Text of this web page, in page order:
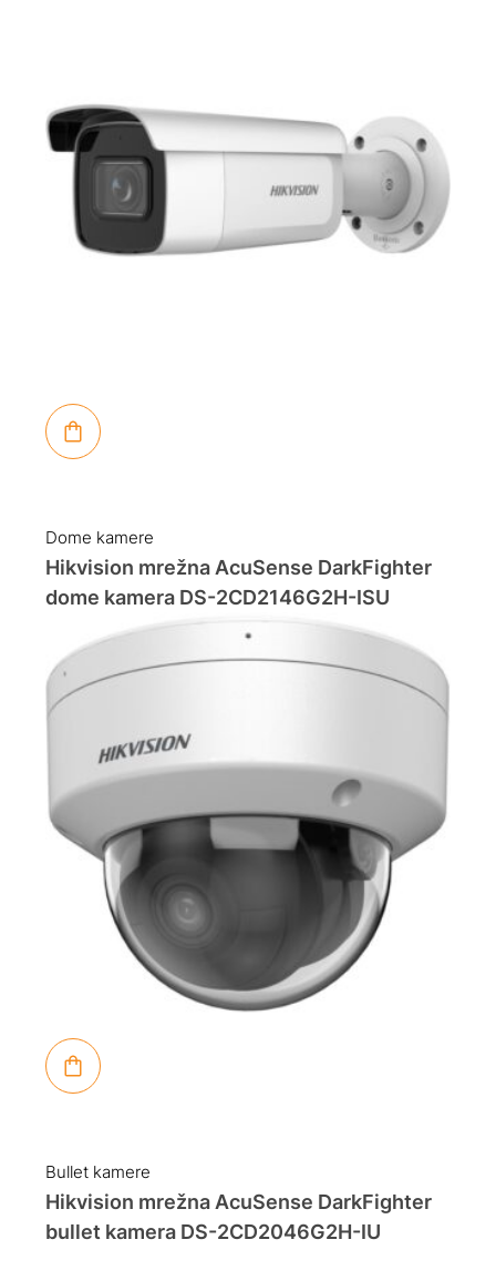
Dome kamere
Hikvision mrežna AcuSense DarkFighter
dome kamera DS-2CD2146G2H-ISU
Bullet kamere
Hikvision mrežna AcuSense DarkFighter
bullet kamera DS-2CD2046G2H-IU